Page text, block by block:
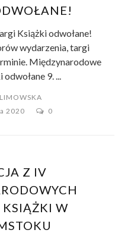
Książki odwołane!
wydarzenia, targi
Międzynarodowe
9. ...
2020
0
Z IV
KSIĄŻKI W